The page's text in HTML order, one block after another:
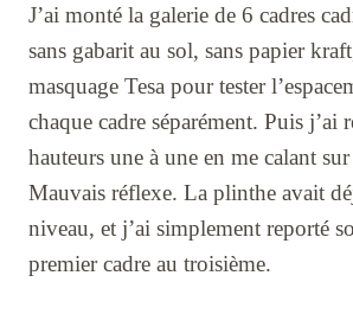
J’ai monté la galerie de 6 cadres
sans gabarit au sol, sans papier
masquage Tesa pour tester
chaque cadre séparément. Puis j’ai
hauteurs une à une en me calant
Mauvais réflexe. La plinthe avait
niveau, et j’ai simplement reporté
premier cadre au troisième.